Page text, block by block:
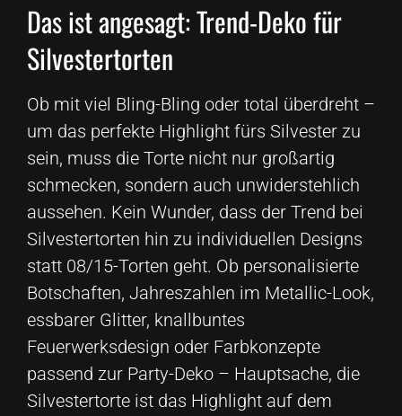
Das ist angesagt: Trend-Deko für
Silvestertorten
Ob mit viel Bling-Bling oder total überdreht –
um das perfekte Highlight fürs Silvester zu
sein, muss die Torte nicht nur großartig
schmecken, sondern auch unwiderstehlich
aussehen. Kein Wunder, dass der Trend bei
Silvestertorten hin zu individuellen Designs
statt 08/15-Torten geht. Ob personalisierte
Botschaften, Jahreszahlen im Metallic-Look,
essbarer Glitter, knallbuntes
Feuerwerksdesign oder Farbkonzepte
passend zur Party-Deko – Hauptsache, die
Silvestertorte ist das Highlight auf dem